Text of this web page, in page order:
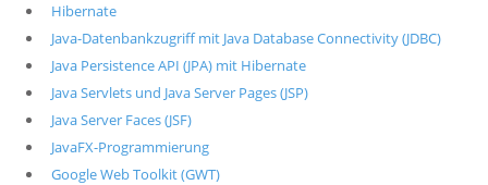
Hibernate
Java-Datenbankzugriff mit Java Database Connectivity (JDBC)
Java Persistence API (JPA) mit Hibernate
Java Servlets und Java Server Pages (JSP)
Java Server Faces (JSF)
JavaFX-Programmierung
Google Web Toolkit (GWT)